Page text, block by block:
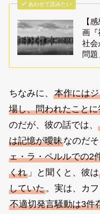
あわせて読みたい
【
画『
社会
問題
ちなみに、 本作には
場し、問われたこと
のだが、彼の話では、
は記憶が曖昧なのだ
ェ・ラ・ペルルでの2
くれ」と聞くと、彼は
していた。実は、カ
不適切発言騒動は3件